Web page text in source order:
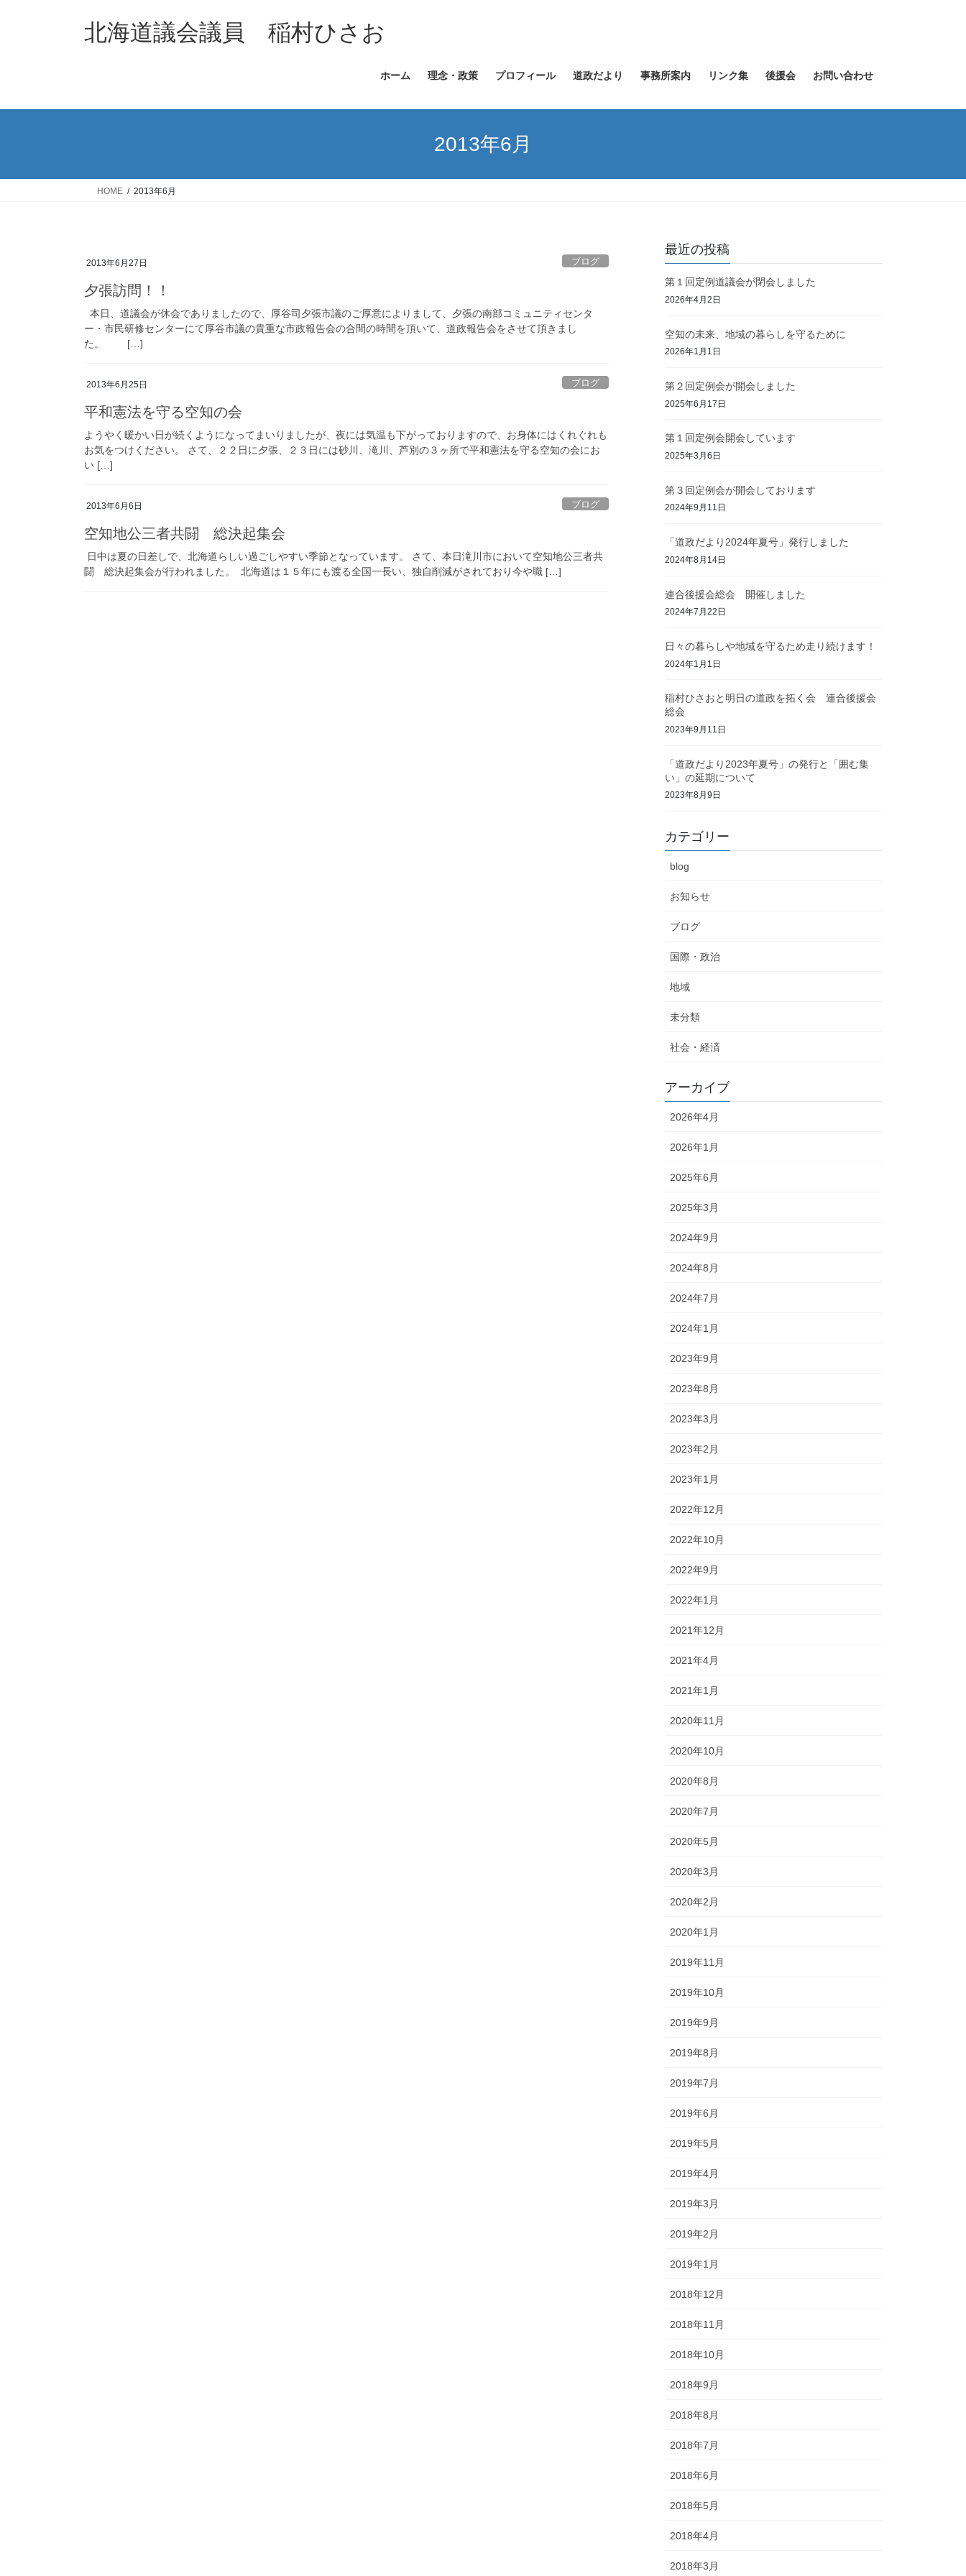
ス
ン
北海道議会議員 稲村ひさお
ホーム 理念・政策 プロフィール 道政だより 事務所案内 リンク集 後援会 お問い合わせ
2013年6月
HOME 2013年6月
2013年6月27日 ブログ
夕張訪問！！
本日、道議会が休会でありましたので、厚谷司夕張市議のご厚意によりまして、夕張の南部コミュニティセンタ
ー・市民研修センターにて厚谷市議の貴重な市政報告会の合間の時間を頂いて、道政報告会をさせて頂きまし
た。 […]
2013年6月25日 ブログ
平和憲法を守る空知の会
ようやく暖かい日が続くようになってまいりましたが、夜には気温も下がっておりますので、お身体にはくれぐれも
お気をつけください。 さて、２２日に夕張、２３日には砂川、滝川、芦別の３ヶ所で平和憲法を守る空知の会にお
い […]
2013年6月6日 ブログ
空知地公三者共闘 総決起集会
日中は夏の日差しで、北海道らしい過ごしやすい季節となっています。 さて、本日滝川市において空知地公三者共
闘 総決起集会が行われました。 北海道は１５年にも渡る全国一長い、独自削減がされており今や職 […]
最近の投稿
第１回定例道議会が閉会しました
2026年4月2日
空知の未来、地域の暮らしを守るために
2026年1月1日
第２回定例会が開会しました
2025年6月17日
第１回定例会開会しています
2025年3月6日
第３回定例会が開会しております
2024年9月11日
「道政だより2024年夏号」発行しました
2024年8月14日
連合後援会総会 開催しました
2024年7月22日
日々の暮らしや地域を守るため走り続けます！
2024年1月1日
稲村ひさおと明日の道政を拓く会 連合後援会
総会
2023年9月11日
「道政だより2023年夏号」の発行と「囲む集
い」の延期について
2023年8月9日
カテゴリー
blog
お知らせ
ブログ
国際・政治
地域
未分類
社会・経済
アーカイブ
2026年4月
2026年1月
2025年6月
2025年3月
2024年9月
2024年8月
2024年7月
2024年1月
2023年9月
2023年8月
2023年3月
2023年2月
2023年1月
2022年12月
2022年10月
2022年9月
2022年1月
2021年12月
2021年4月
2021年1月
2020年11月
2020年10月
2020年8月
2020年7月
2020年5月
2020年3月
2020年2月
2020年1月
2019年11月
2019年10月
2019年9月
2019年8月
2019年7月
2019年6月
2019年5月
2019年4月
2019年3月
2019年2月
2019年1月
2018年12月
2018年11月
2018年10月
2018年9月
2018年8月
2018年7月
2018年6月
2018年5月
2018年4月
2018年3月